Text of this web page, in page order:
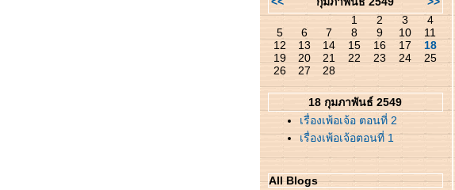
1
2 3
4
5
6 7 8 9 10
11
12
13 14 15 16 17
18
19
20 21 22 23 24
25
26
27 28
18 กุมภาพันธ์ 2549
เรื่องเพ้อเจ้อ ตอนที่ 2
เรื่องเพ้อเจ้อตอนที่ 1
All Blogs